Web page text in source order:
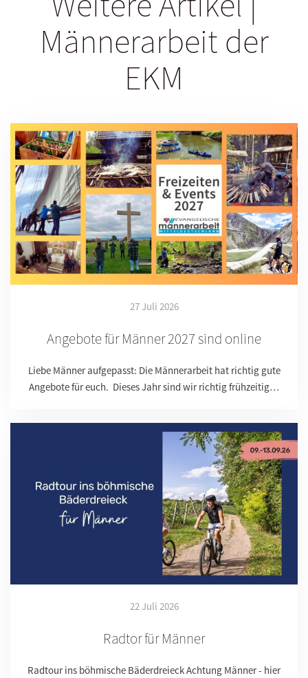
Männerarbeit der
EKM
27 Juli 2026
Angebote für Männer 2027 sind online
Liebe Männer aufgepasst: Die Männerarbeit hat richtig gute
Angebote für euch. Dieses Jahr sind wir richtig frühzeitig…
22 Juli 2026
Radtor für Männer
Radtour ins böhmische Bäderdreieck Achtung Männer - hier